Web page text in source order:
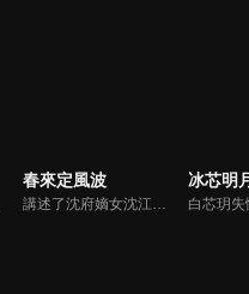
春來定風波
講述了沈府嫡女沈江離至純至善，成婚夜被設計與二少主陸景明有夫妻之實，還遭陷害禁足祠堂。分娩遇難被救後兒子焱焱卻有頑疾，藥只有陸家有，沈江離為救子重回陸府。她打臉刁難者，揭開當年被陷害的陰謀，也解開與陸景明的誤會，焱焱則神助攻兩人破鏡重圓。
冰芯明